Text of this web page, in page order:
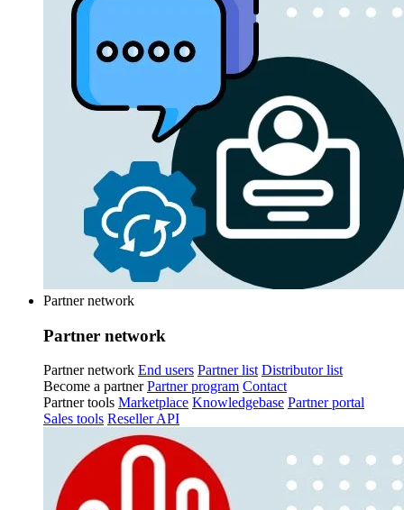
Partner network
Partner network
Partner network End users Partner list Distributor list
Become a partner Partner program Contact
Partner tools Marketplace Knowledgebase Partner portal
Sales tools Reseller API